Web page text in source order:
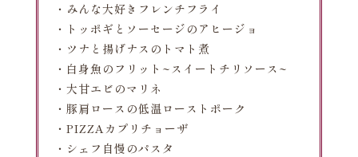
・みんな大好きフレンチフライ
・トッポギとソーセージのアヒージョ
・ツナと揚げナスのトマト煮
・白身魚のフリット~スイートチリソース~
・大甘エビのマリネ
・豚肩ロースの低温ローストポーク
・PIZZAカプリチョーザ
・シェフ自慢のパスタ